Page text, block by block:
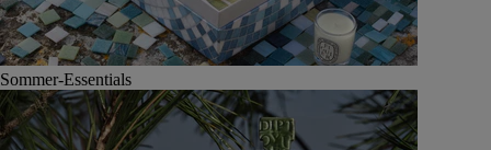
Sommer-Essentials